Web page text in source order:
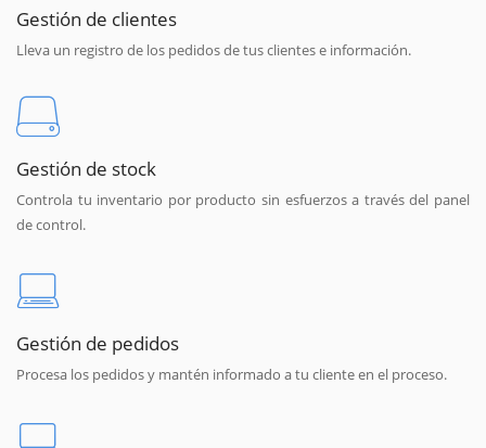
Gestión de clientes
Lleva un registro de los pedidos de tus clientes e información.
Gestión de stock
Controla tu inventario por producto sin esfuerzos a través del panel
de control.
Gestión de pedidos
Procesa los pedidos y mantén informado a tu cliente en el proceso.